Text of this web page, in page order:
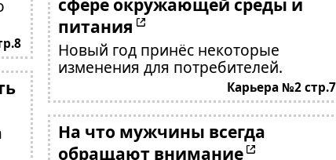
питания
Новый год принёс некоторые
изменения для потребителей.
Карьера №2 стр.7
На что мужчины всегда
обращают внимание